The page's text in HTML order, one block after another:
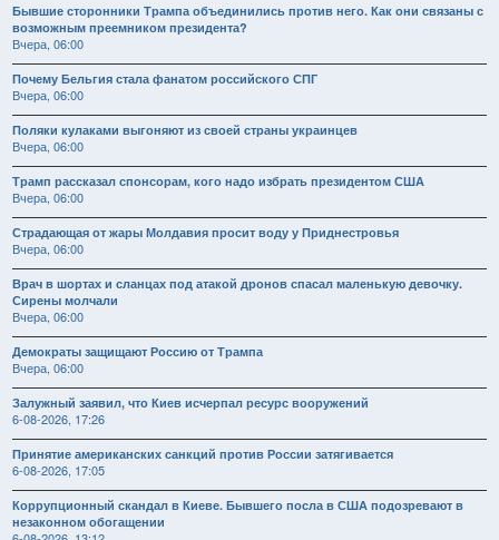
Бывшие сторонники Трампа объединились против него. Как они связаны с
возможным преемником президента?
Вчера, 06:00
Почему Бельгия стала фанатом российского СПГ
Вчера, 06:00
Поляки кулаками выгоняют из своей страны украинцев
Вчера, 06:00
Трамп рассказал спонсорам, кого надо избрать президентом США
Вчера, 06:00
Страдающая от жары Молдавия просит воду у Приднестровья
Вчера, 06:00
Врач в шортах и сланцах под атакой дронов спасал маленькую девочку.
Сирены молчали
Вчера, 06:00
Демократы защищают Россию от Трампа
Вчера, 06:00
Залужный заявил, что Киев исчерпал ресурс вооружений
6-08-2026, 17:26
Принятие американских санкций против России затягивается
6-08-2026, 17:05
Коррупционный скандал в Киеве. Бывшего посла в США подозревают в
незаконном обогащении